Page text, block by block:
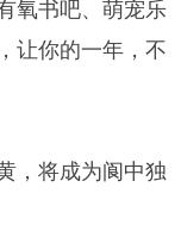
氧书吧、萌宠乐
让你的一年，不
，将成为阆中独